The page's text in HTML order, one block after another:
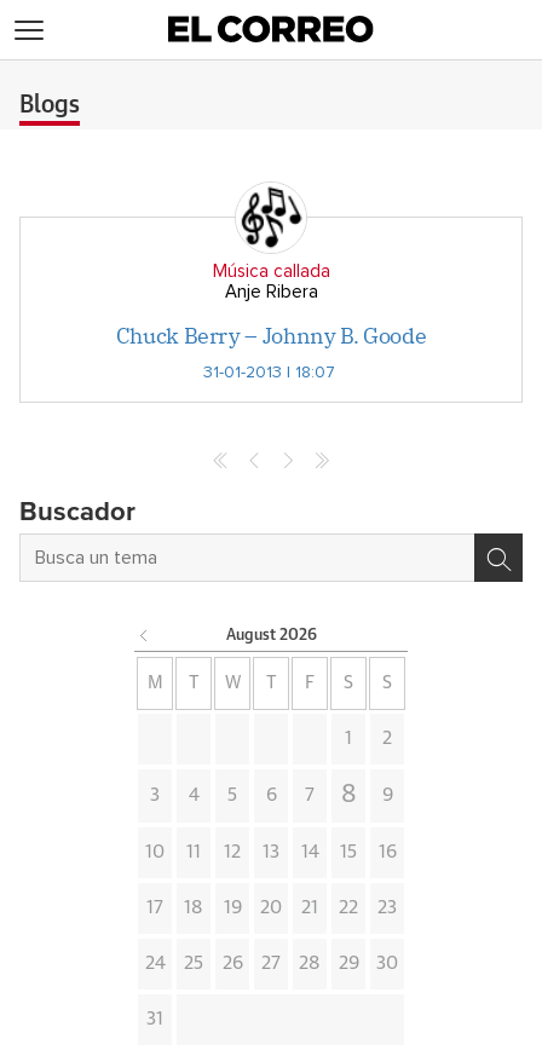
Blogs
Música callada
Anje Ribera
Chuck Berry – Johnny B. Goode
31-01-2013 | 18:07
Buscador
August 2026
M W F S S
1 2
3 4 5 6 7 8 9
10 11 12 13 14 15 16
17 18 19 20 21 22 23
24 25 26 27 28 29 30
31